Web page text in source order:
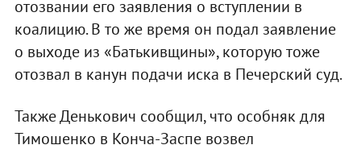
отозвании его заявления о вступлении в
коалицию. В то же время он подал заявление
о выходе из «Батькивщины», которую тоже
отозвал в канун подачи иска в Печерский суд.
Также Денькович сообщил, что особняк для
Тимошенко в Конча-Заспе возвел